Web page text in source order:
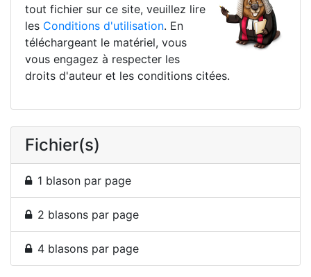
tout fichier sur ce site, veuillez lire
les Conditions d'utilisation. En
téléchargeant le matériel, vous
vous engagez à respecter les
droits d'auteur et les conditions citées.
Fichier(s)
1 blason par page
2 blasons par page
4 blasons par page